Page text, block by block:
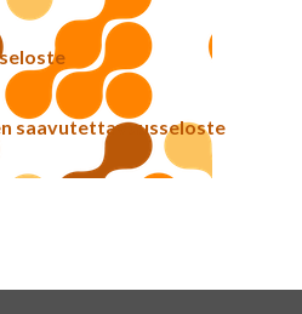
saavutettavuusseloste